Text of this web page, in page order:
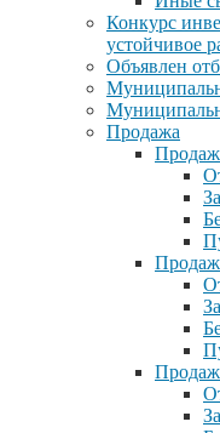
Конкурс
устойчивое
Объявлен
Продажа